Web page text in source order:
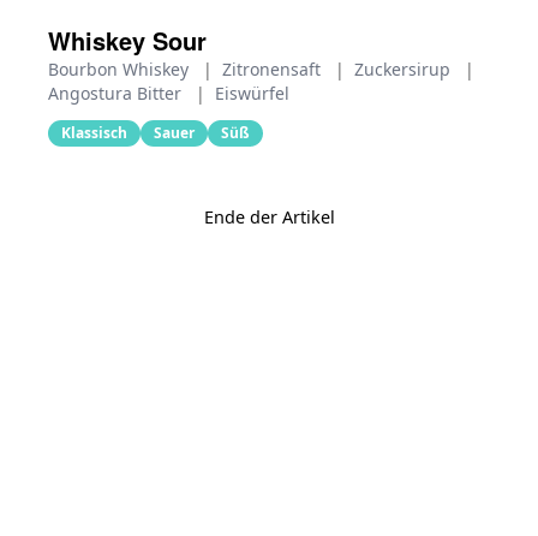
Whiskey Sour
Bourbon Whiskey | Zitronensaft | Zuckersirup
|
Angostura Bitter
| Eiswürfel
Klassisch Sauer Süß
Ende der Artikel